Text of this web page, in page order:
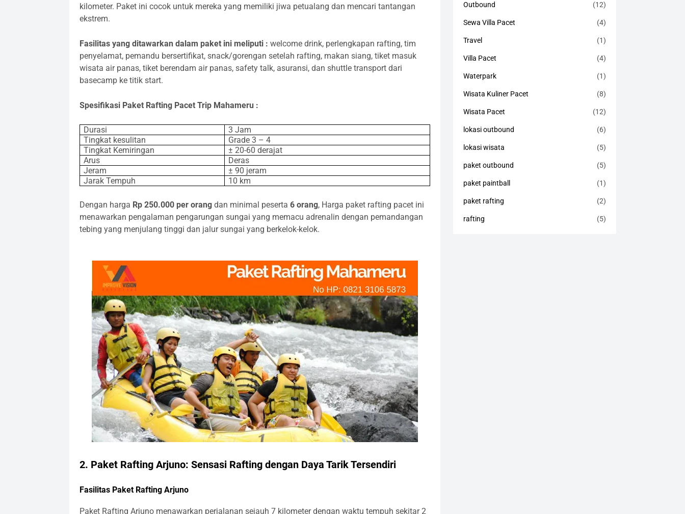
kilometer. Paket ini cocok untuk mereka yang memiliki jiwa petualang dan mencari tantangan
ekstrem.
Fasilitas yang ditawarkan dalam paket ini meliputi : welcome drink, perlengkapan rafting, tim
penyelamat, pemandu bersertifikat, snack/gorengan setelah rafting, makan siang, tiket masuk
wisata air panas, tiket berendam air panas, safety talk, asuransi, dan shuttle transport dari
basecamp ke titik start.
Spesifikasi Paket Rafting Pacet Trip Mahameru :
Durasi
3 Jam
Tingkat kesulitan
Grade 3 – 4
Tingkat Kemiringan
± 20-60 derajat
Arus
Deras
Jeram
± 90 jeram
Jarak Tempuh
10 km
Dengan harga Rp 250.000 per orangdan minimal peserta 6 orang, Harga paket rafting pacet ini
menawarkan pengalaman pengarungan sungai yang memacu adrenalin dengan pemandangan
tebing yang menjulang tinggi dan jalur sungai yang berkelok-kelok.
2. Paket Rafting Arjuno: Sensasi Rafting dengan Daya Tarik Tersendiri
Fasilitas Paket Rafting Arjuno
Paket Rafting Arjuno menawarkan perjalanan sejauh 7 kilometer dengan waktu tempuh sekitar 2
Outbound (12)
Sewa Villa Pacet (4)
Travel (1)
Villa Pacet (4)
Waterpark (1)
Wisata Kuliner Pacet (8)
Wisata Pacet (12)
lokasi outbound (6)
lokasi wisata (5)
paket outbound (5)
paket paintball (1)
paket rafting (2)
rafting (5)